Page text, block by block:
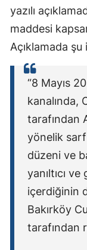
yazılı
maddesi
Açıklamada
“8 Mayıs
kanalında,
tarafından
yönelik
düzeni ve
yanıltıcı
içerdiğinin
Bakırköy
tarafından